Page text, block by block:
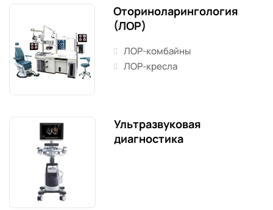
Оториноларингология
(ЛОР)
ЛОР-комбайны
ЛОР-кресла
Ультразвуковая
диагностика